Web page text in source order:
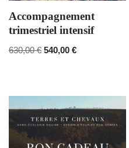
Accompagnement
trimestriel intensif
630,00€ 540,00 €